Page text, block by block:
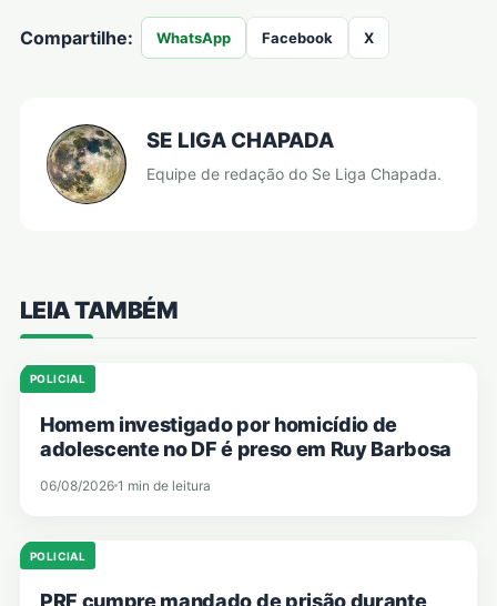
Compartilhe: WhatsApp Facebook X
SE LIGA CHAPADA
Equipe de redação do Se Liga Chapada.
LEIA TAMBÉM
POLICIAL
Homem investigado por homicídio de
adolescente no DF é preso em Ruy Barbosa
06/08/2026 1 min de leitura
POLICIAL
PRF cumpre mandado de prisão durante